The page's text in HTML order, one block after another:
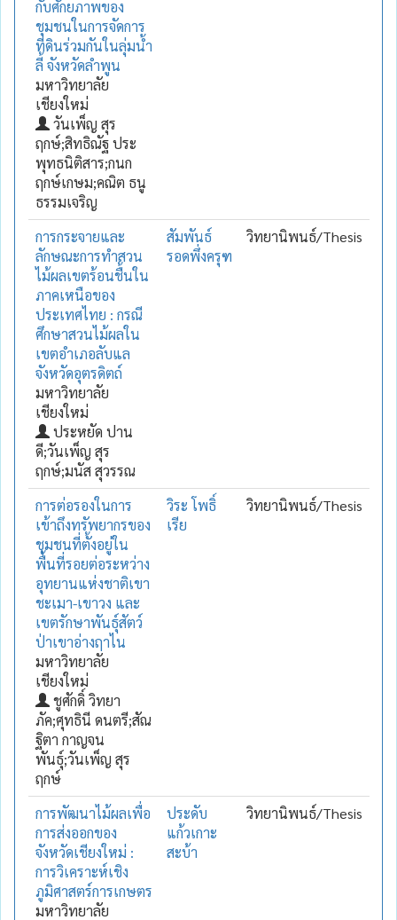
กับศักยภาพของ
ชุมชนในการจัดการ
ที่ดินร่วมกันในลุ่มน้ำ
ลี้ จังหวัดลำพูน
มหาวิทยาลัย
เชียงใหม่
วันเพ็ญ สุร
ฤกษ์;สิทธิณัฐ ประ
พุทธนิติสาร;กนก
ฤกษ์เกษม;คณิต ธนู
ธรรมเจริญ
การกระจายและ
ลักษณะการทำสวน
ไม้ผลเขตร้อนชื้นใน
ภาคเหนือของ
ประเทศไทย : กรณี
ศึกษาสวนไม้ผลใน
เขตอำเภอลับแล
จังหวัดอุตรดิตถ์
มหาวิทยาลัย
เชียงใหม่
ประหยัด ปาน
ดี;วันเพ็ญ สุร
ฤกษ์;มนัส สุวรรณ
สัมพันธ์
รอดพึ่งครุฑ
วิทยานิพนธ์/Thesis
การต่อรองในการ
เข้าถึงทรัพยากรของ
ชุมชนที่ตั้งอยู่ใน
พื้นที่รอยต่อระหว่าง
อุทยานแห่งชาติเขา
ชะเมา-เขาวง และ
เขตรักษาพันธุ์สัตว์
ป่าเขาอ่างฤาไน
มหาวิทยาลัย
เชียงใหม่
ชูศักดิ์ วิทยา
ภัค;ศุทธินี ดนตรี;สัณ
ฐิตา กาญจน
พันธุ์;วันเพ็ญ สุร
ฤกษ์
วิระ โพธิ์
เรีย
วิทยานิพนธ์/Thesis
การพัฒนาไม้ผลเพื่อ
การส่งออกของ
จังหวัดเชียงใหม่ :
การวิเคราะห์เชิง
ภูมิศาสตร์การเกษตร
มหาวิทยาลัย
ประดับ
แก้วเกาะ
สะบ้า
วิทยานิพนธ์/Thesis